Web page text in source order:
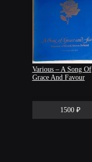
Various ‎– A Song Of
Grace And Favour
1500 ₽